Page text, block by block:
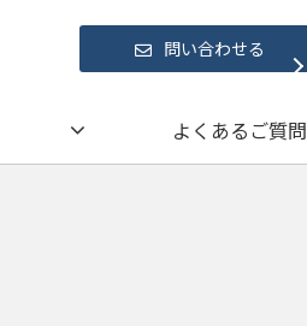
問い合わせる
よくあるご質問